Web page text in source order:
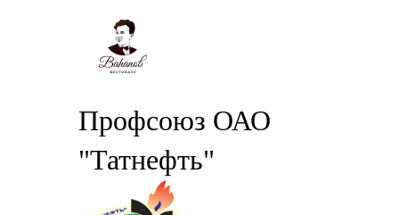
Профсоюз ОАО
"Татнефть"